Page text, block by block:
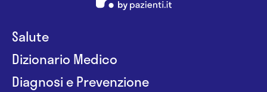
Salute
Dizionario Medico
Diagnosi e Prevenzione